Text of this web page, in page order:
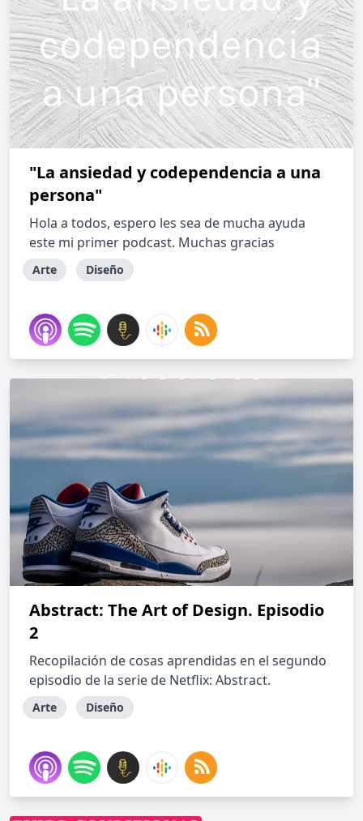
"La ansiedad y codependencia a una
persona"
Hola a todos, espero les sea de mucha ayuda
este mi primer podcast. Muchas gracias
Arte Diseño
Abstract: The Art of Design. Episodio
2
Recopilación de cosas aprendidas en el segundo
episodio de la serie de Netflix: Abstract.
Arte Diseño